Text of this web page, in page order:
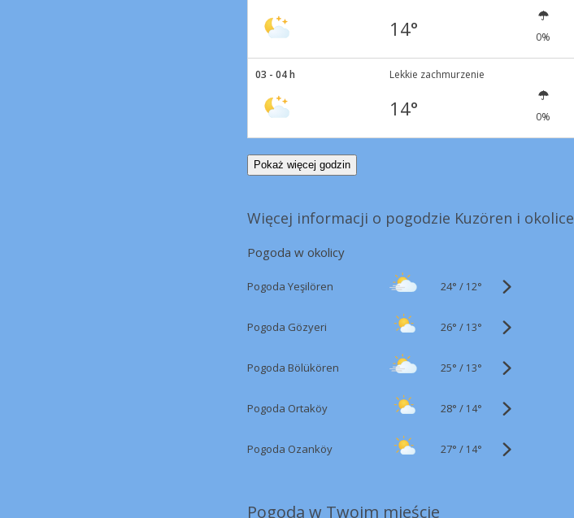
14° 0%
03 - 04 h Lekkie zachmurzenie
14° 0%
Pokaż więcej godzin
Więcej informacji o pogodzie Kuzören i okolice
Pogoda w okolicy
Pogoda Yeşilören 24° / 12°
Pogoda Gözyeri 26° / 13°
Pogoda Bölükören 25° / 13°
Pogoda Ortaköy 28° / 14°
Pogoda Ozanköy 27° / 14°
Pogoda w Twoim mieście